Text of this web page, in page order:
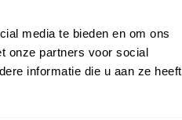
media te bieden en om ons
onze partners voor social
informatie die u aan ze heeft